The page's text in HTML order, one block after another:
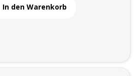
In den Warenkorb